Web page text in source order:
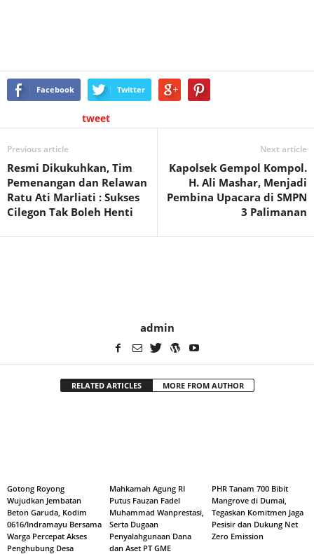
Facebook Twitter
tweet
Previous article
Resmi Dikukuhkan, Tim
Pemenangan dan Relawan
Ratu Ati Marliati : Sukses
Cilegon Tak Boleh Henti
Next article
Kapolsek Gempol Kompol.
H. Ali Mashar, Menjadi
Pembina Upacara di SMPN
3 Palimanan
admin
RELATED ARTICLES MORE FROM AUTHOR
Gotong Royong
Wujudkan Jembatan
Beton Garuda, Kodim
0616/Indramayu Bersama
Warga Percepat Akses
Penghubung Desa
Mahkamah Agung RI
Putus Fauzan Fadel
Muhammad Wanprestasi,
Serta Dugaan
Penyalahgunaan Dana
dan Aset PT GME
PHR Tanam 700 Bibit
Mangrove di Dumai,
Tegaskan Komitmen Jaga
Pesisir dan Dukung Net
Zero Emission